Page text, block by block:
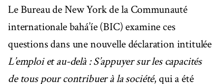
Le Bureau de New York de la Communauté
internationale bahá’íe (BIC) examine ces
questions dans une nouvelle déclaration intitulée
L’emploi et au-delà : S’appuyer sur les capacités
de tous pour contribuer à la société, qui a été